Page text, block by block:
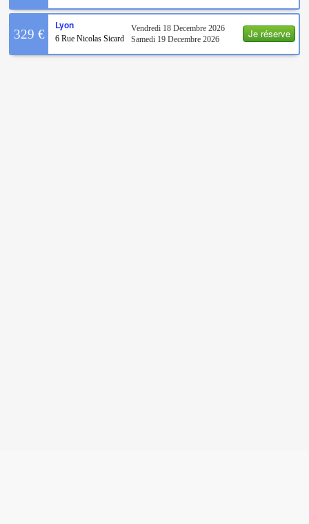
Je réserve
329 €
Lyon
6 Rue Nicolas Sicard
Vendredi 18 Decembre 2026
Samedi 19 Decembre 2026